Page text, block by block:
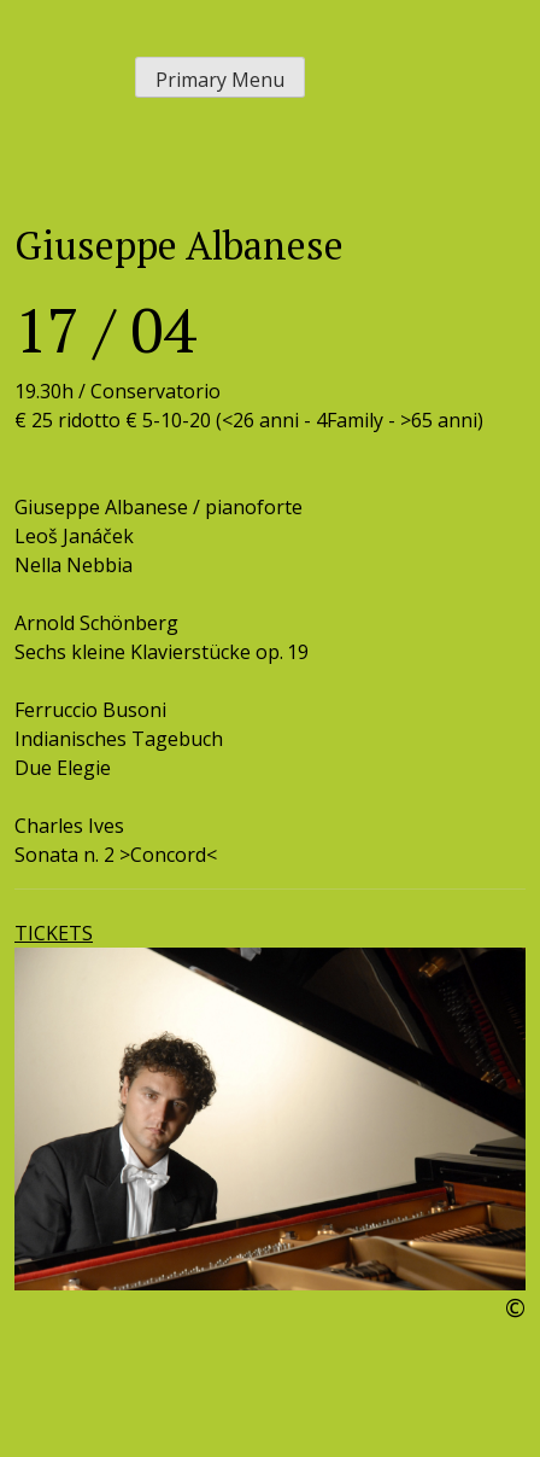
Primary Menu
Giuseppe Albanese
17 / 04
19.30h /Conservatorio
€ 25 ridotto € 5-10-20 (<26 anni - 4Family - >65 anni)
Giuseppe Albanese / pianoforte
Leoš Janáček
Nella Nebbia
Arnold Schönberg
Sechs kleine Klavierstücke op. 19
Ferruccio Busoni
Indianisches Tagebuch
Due Elegie
Charles Ives
Sonata n. 2 >Concord<
TICKETS
©